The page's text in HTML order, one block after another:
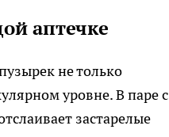
аптечке
не только
уровне. В паре с
застарелые